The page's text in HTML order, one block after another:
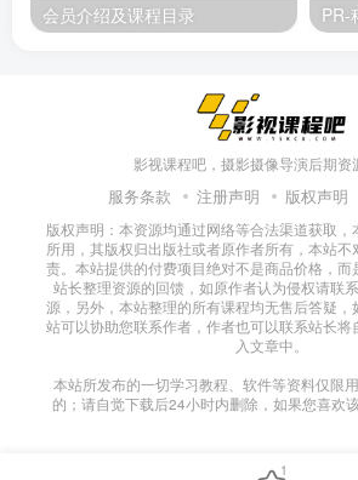
会员介绍及课程目录
影视课程吧，摄影摄像导演后期资
服务条款 注册声明 版权声明
版权声明：本资源均通过网络等合法渠道获取，
所用，其版权归出版社或者原作者所有，本站不
责。本站提供的付费项目绝对不是商品价格，而
站长整理资源的回馈，如原作者认为侵权请联
源，另外，本站整理的所有课程均无售后答疑，
站可以协助您联系作者，作者也可以联系站长将
入文章中。
本站所发布的一切学习教程、软件等资料仅限
的；请自觉下载后24小时内删除，如果您喜欢
1